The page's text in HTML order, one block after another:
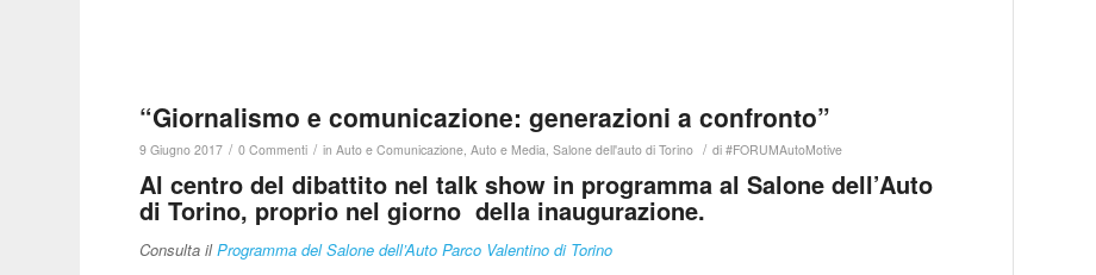
“Giornalismo e comunicazione: generazioni a confronto”
9 Giugno 2017 / 0 Commenti / inAuto e Comunicazione,Auto e Media,Salone dell'auto di Torino / di#FORUMAutoMotive
Al centro del dibattito nel talk show in programma al Salone dell’Auto
di Torino, proprio nel giorno della inaugurazione.
Consulta ilProgramma del Salone dell’Auto Parco Valentino di Torino